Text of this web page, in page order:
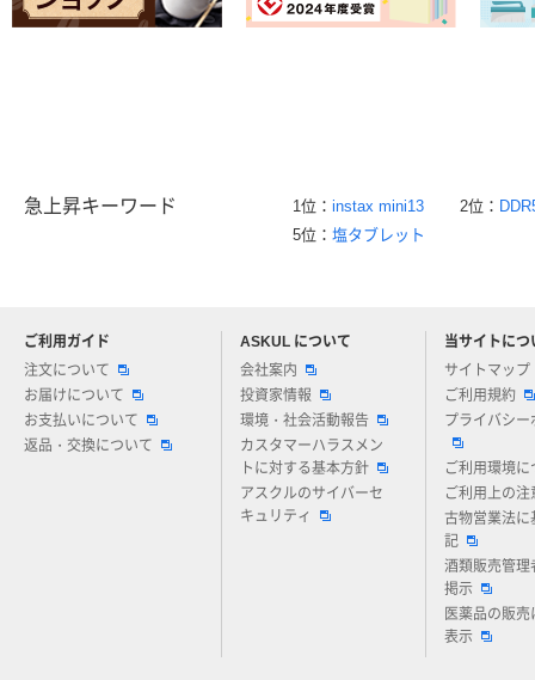
急上昇キーワード 1位： instax mini13 2位：
5位： 塩タブレット
ご利用ガイド
注文について
お届けについて
お支払いについて
返品・交換について
ASKUL について
会社案内
投資家情報
環境・社会活動報告
カスタマーハラスメン
トに対する基本方針
アスクルのサイバーセ
キュリティ
当サイトにつ
サイトマップ
ご利用規約
プライバシー
ご利用環境に
ご利用上の注
古物営業法に
記
酒類販売管理
掲示
医薬品の販売
表示
アスクルについてお気軽にご質問ください